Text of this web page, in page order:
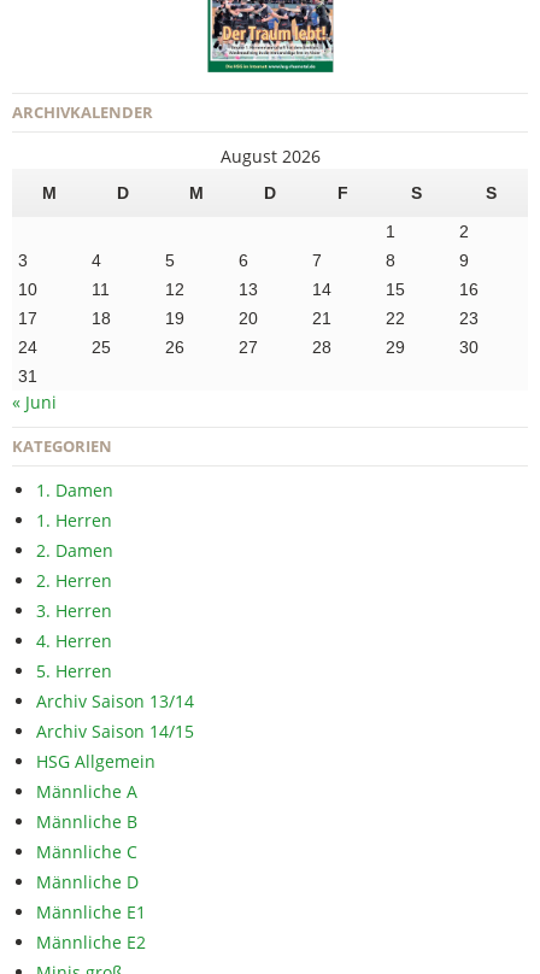
ARCHIVKALENDER
August 2026
M D M D F S
S
1
2
3
4 5 6 7 8
9
10
11 12 13 14 15
16
17
18 19 20 21 22
23
24
25 26 27 28 29
30
31
« Juni
KATEGORIEN
1. Damen
1. Herren
2. Damen
2. Herren
3. Herren
4. Herren
5. Herren
Archiv Saison 13/14
Archiv Saison 14/15
HSG Allgemein
Männliche A
Männliche B
Männliche C
Männliche D
Männliche E1
Männliche E2